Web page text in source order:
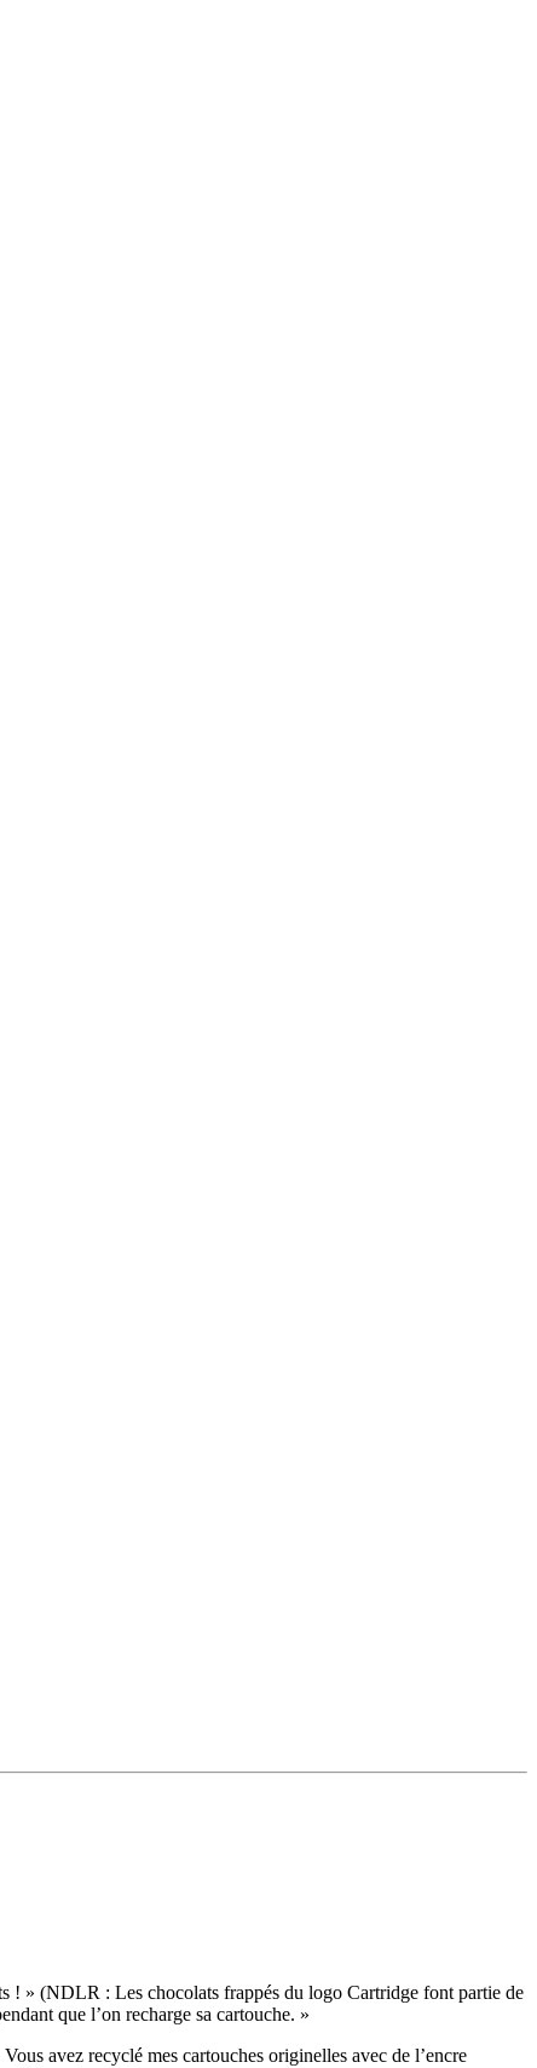
! » (NDLR : Les chocolats frappés du logo Cartridge font partie de
que l’on recharge sa cartouche. »
avez recyclé mes cartouches originelles avec de l’encre